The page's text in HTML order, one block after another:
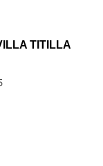
TITILLA